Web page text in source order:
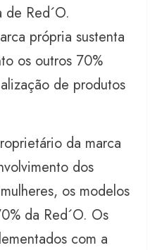
Red´O.
própria sustenta
os outros 70%
de produtos
da marca
dos
os modelos
da Red´O. Os
com a